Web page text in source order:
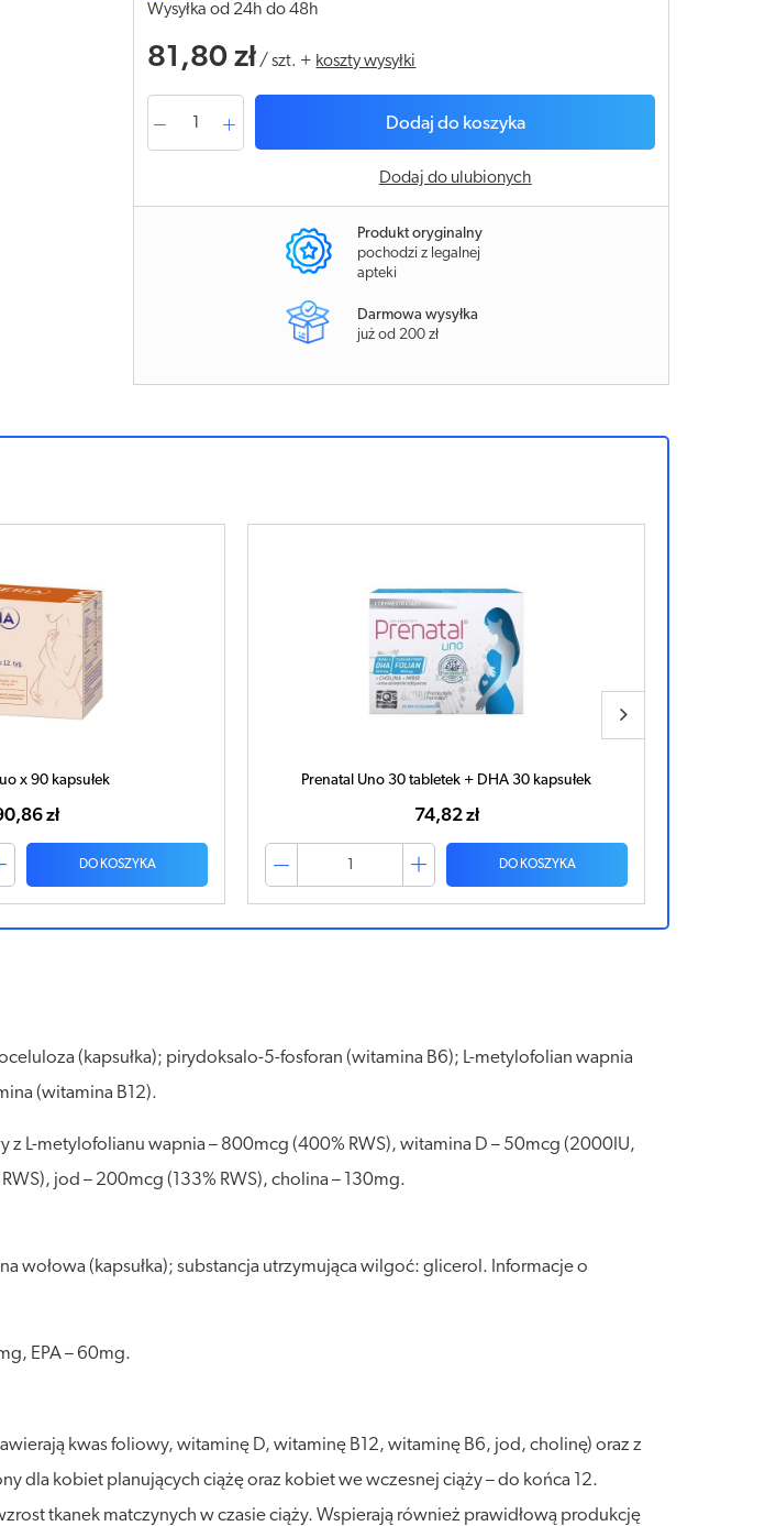
Wysyłka od 24h do 48h
81,80 zł /szt. + koszty wysyłki
Dodaj do koszyka
Dodaj do ulubionych
Produkt oryginalny
pochodzi z legalnej
apteki
Darmowa wysyłka
już od 200 zł
x 90 kapsułek
zł
DO KOSZYKA
Prenatal Uno 30 tabletek + DHA 30 kapsułek
74,82 zł
DO KOSZYKA
(kapsułka); pirydoksalo-5-fosforan (witamina B6); L-metylofolian wapnia
(witamina B12).
z L-metylofolianu wapnia – 800mcg (400% RWS), witamina D – 50mcg (2000IU,
jod – 200mcg (133% RWS), cholina – 130mg.
wołowa (kapsułka); substancja utrzymująca wilgoć: glicerol. Informacje o
EPA – 60mg.
kwas foliowy, witaminę D, witaminę B12, witaminę B6, jod, cholinę) oraz z
dla kobiet planujących ciążę oraz kobiet we wczesnej ciąży – do końca 12.
tkanek matczynych w czasie ciąży. Wspierają również prawidłową produkcję